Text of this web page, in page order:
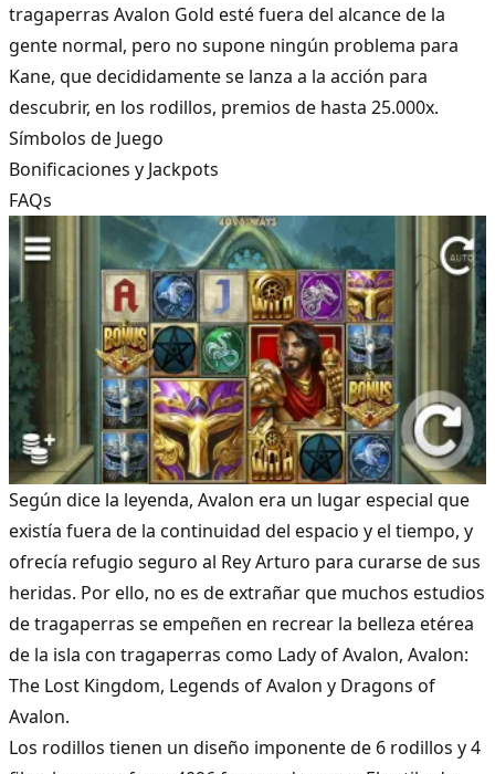
tragaperras Avalon Gold esté fuera del alcance de la
gente normal, pero no supone ningún problema para
Kane, que decididamente se lanza a la acción para
descubrir, en los rodillos, premios de hasta 25.000x.
Símbolos de Juego
Bonificaciones y Jackpots
FAQs
Según dice la leyenda, Avalon era un lugar especial que
existía fuera de la continuidad del espacio y el tiempo, y
ofrecía refugio seguro al Rey Arturo para curarse de sus
heridas. Por ello, no es de extrañar que muchos estudios
de tragaperras se empeñen en recrear la belleza etérea
de la isla con tragaperras como Lady of Avalon, Avalon:
The Lost Kingdom, Legends of Avalon y Dragons of
Avalon.
Los rodillos tienen un diseño imponente de 6 rodillos y 4